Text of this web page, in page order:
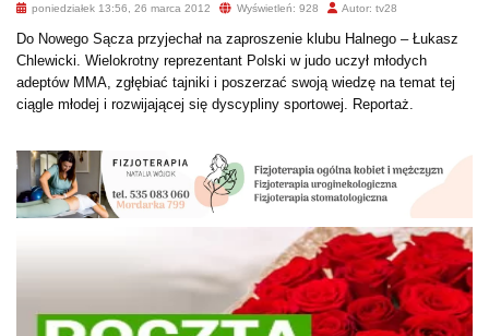
poniedziałek 13:56, 26 marca 2012 Wyświetleń: 928 Autor: tv28
Do Nowego Sącza przyjechał na zaproszenie klubu Halnego – Łukasz
Chlewicki. Wielokrotny reprezentant Polski w judo uczył młodych
adeptów MMA, zgłębiać tajniki i poszerzać swoją wiedzę na temat tej
ciągle młodej i rozwijającej się dyscypliny sportowej. Reportaż.